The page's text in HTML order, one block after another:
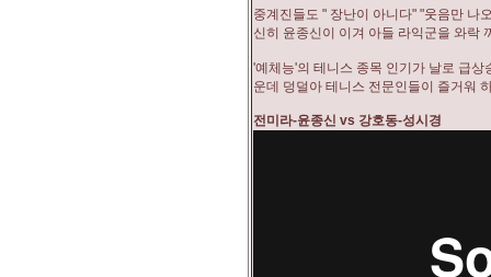
중계진들도 " 장난이 아니다" "웃음만 나
신히 윤종신이 이겨 아들 라익군을 와락
'예체능'의 테니스 종목 인기가 날로 급
운데 덩덜아 테니스 전문인들이 즐거워
전미라-윤종신 vs 강호동-성시경